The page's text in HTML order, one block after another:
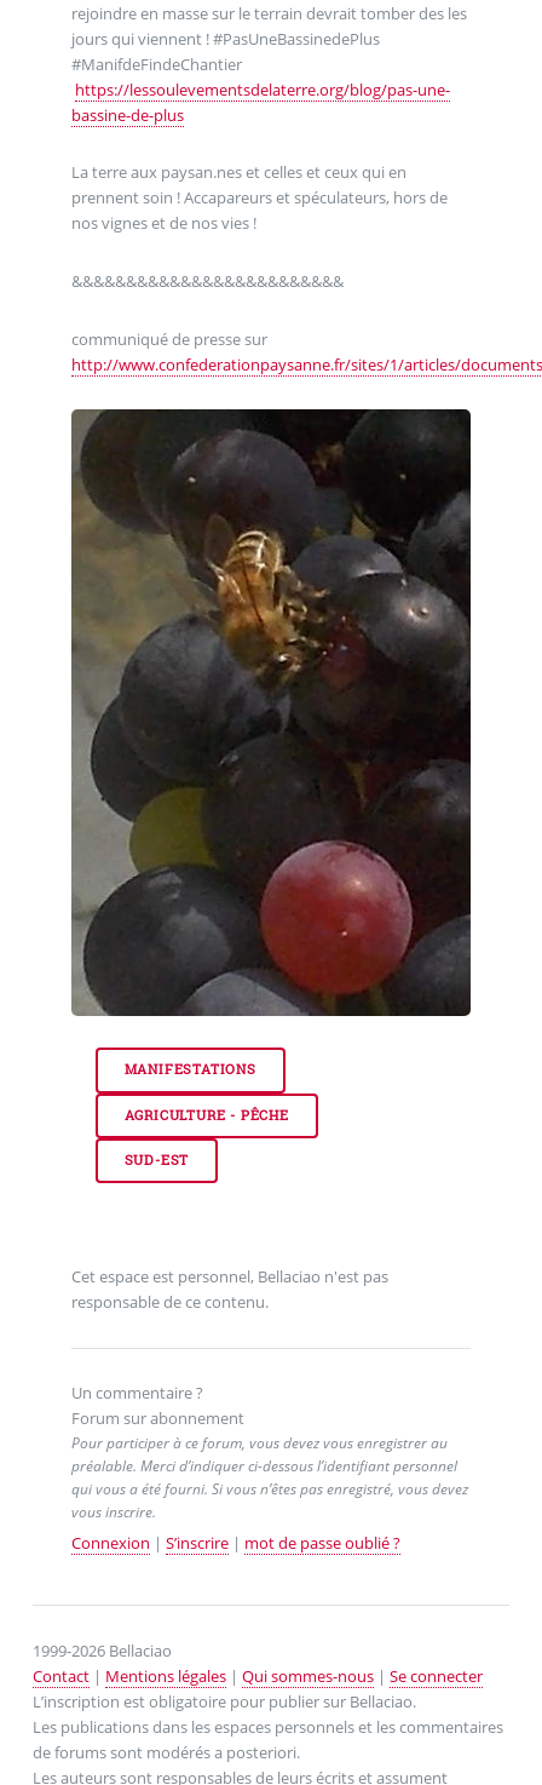
rejoindre en masse sur le terrain devrait tomber des les
jours qui viennent ! #PasUneBassinedePlus
#ManifdeFindeChantier
https://lessoulevementsdelaterre.org/blog/pas-une-
bassine-de-plus
La terre aux paysan.nes et celles et ceux qui en
prennent soin ! Accapareurs et spéculateurs, hors de
nos vignes et de nos vies !
&&&&&&&&&&&&&&&&&&&&&&&&&
communiqué de presse sur
http://www.confederationpaysanne.fr/sites/1/articles/
MANIFESTATIONS
AGRICULTURE - PÊCHE
SUD-EST
Cet espace est personnel, Bellaciao n'est pas
responsable de ce contenu.
Un commentaire ?
Forum sur abonnement
Pour participer à ce forum, vous devez vous enregistrer au
préalable. Merci d’indiquer ci-dessous l’identifiant personnel
qui vous a été fourni. Si vous n’êtes pas enregistré, vous devez
vous inscrire.
Connexion | S’inscrire| mot de passe oublié ?
1999-2026 Bellaciao
Contact| Mentions légales| Qui sommes-nous| Se connecter
L’inscription est obligatoire pour publier sur Bellaciao.
Les publications dans les espaces personnels et les commentaires
de forums sont modérés a posteriori.
Les auteurs sont responsables de leurs écrits et assument